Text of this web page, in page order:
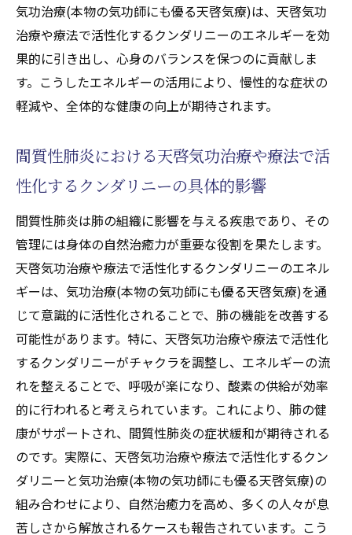
気功治療(本物の気功師にも優る天啓気療)は、天啓気功
治療や療法で活性化するクンダリニーのエネルギーを効
果的に引き出し、心身のバランスを保つのに貢献しま
す。こうしたエネルギーの活用により、慢性的な症状の
軽減や、全体的な健康の向上が期待されます。
間質性肺炎における天啓気功治療や療法で活
性化するクンダリニーの具体的影響
間質性肺炎は肺の組織に影響を与える疾患であり、その
管理には身体の自然治癒力が重要な役割を果たします。
天啓気功治療や療法で活性化するクンダリニーのエネル
ギーは、気功治療(本物の気功師にも優る天啓気療)を通
じて意識的に活性化されることで、肺の機能を改善する
可能性があります。特に、天啓気功治療や療法で活性化
するクンダリニーがチャクラを調整し、エネルギーの流
れを整えることで、呼吸が楽になり、酸素の供給が効率
的に行われると考えられています。これにより、肺の健
康がサポートされ、間質性肺炎の症状緩和が期待される
のです。実際に、天啓気功治療や療法で活性化するクン
ダリニーと気功治療(本物の気功師にも優る天啓気療)の
組み合わせにより、自然治癒力を高め、多くの人々が息
苦しさから解放されるケースも報告されています。こう